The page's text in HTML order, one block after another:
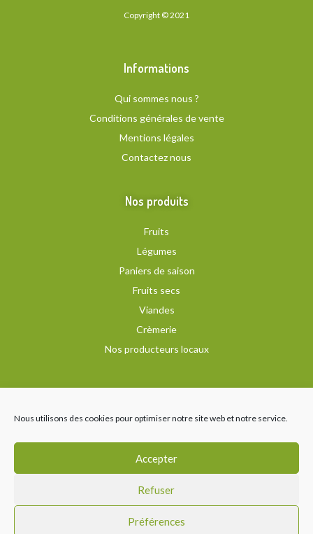
Nous utilisons des cookies pour optimiser notre site web et notre service.
Accepter
Refuser
Préférences
Copyright © 2021
Informations
Qui sommes nous ?
Conditions générales de vente
Mentions légales
Contactez nous
Nos produits
Fruits
Légumes
Paniers de saison
Fruits secs
Viandes
Crèmerie
Nos producteurs locaux
Recevez notre newsletter
Nous suivre